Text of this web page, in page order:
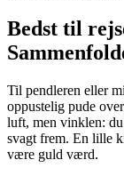
Bedst til
Til pendleren eller
oppustelig pude
luft, men vinklen:
svagt frem. En lille
være guld værd.